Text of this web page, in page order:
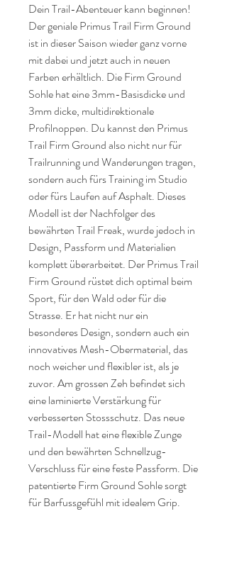
Dein Trail-Abenteuer kann beginnen!
Der geniale Primus Trail Firm Ground
ist in dieser Saison wieder ganz vorne
mit dabei und jetzt auch in neuen
Farben erhältlich. Die Firm Ground
Sohle hat eine 3mm-Basisdicke und
3mm dicke, multidirektionale
Profilnoppen. Du kannst den Primus
Trail Firm Ground also nicht nur für
Trailrunning und Wanderungen tragen,
sondern auch fürs Training im Studio
oder fürs Laufen auf Asphalt. Dieses
Modell ist der Nachfolger des
bewährten Trail Freak, wurde jedoch in
Design, Passform und Materialien
komplett überarbeitet. Der Primus Trail
Firm Ground rüstet dich optimal beim
Sport, für den Wald oder für die
Strasse. Er hat nicht nur ein
besonderes Design, sondern auch ein
innovatives Mesh-Obermaterial, das
noch weicher und flexibler ist, als je
zuvor. Am grossen Zeh befindet sich
eine laminierte Verstärkung für
verbesserten Stossschutz. Das neue
Trail-Modell hat eine flexible Zunge
und den bewährten Schnellzug-
Verschluss für eine feste Passform. Die
patentierte Firm Ground Sohle sorgt
für Barfussgefühl mit idealem Grip.